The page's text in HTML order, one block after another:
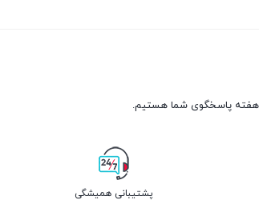
پشتیبانی همیشگی